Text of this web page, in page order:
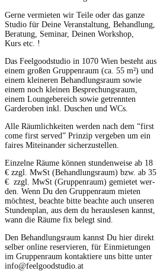
Gerne ver­mi­eten wir Teile oder das ganze
Stu­dio für Deine Ver­anstal­tung, Behand­lung,
Beratung, Sem­i­nar, Deinen Work­shop,
Kurs etc. !
Das Feel­go­od­stu­dio in 1070 Wien beste­ht aus
einem großen Grup­pen­raum (ca. 55 m²) und
einem kleineren Behand­lungsraum sowie
einem noch kleinen Besprechungsraum,
einem Lounge­bere­ich sowie getren­nten
Garder­oben inkl. Duschen und WCs.
Alle Räum­lichkeit­en wer­den nach dem “first
come first served” Prinzip vergeben um ein
faires Miteinan­der sicherzustellen.
Einzelne Räume kön­nen stun­den­weise ab 18
€ zzgl. MwSt (Behand­lungsraum) bzw. ab 35
€ zzgl. MwSt (Grup­pen­raum) gemietet wer­
den. Wenn Du den Grup­pen­raum mieten
möcht­est, beachte bitte beachte auch unseren
Stun­den­plan, aus dem du her­ausle­sen kannst,
wann die Räume fix belegt sind.
Den Behand­lungsraum kannst Du hier direkt
sel­ber online reservieren, für Ein­mi­etun­gen
im Grup­pen­raum kon­tak­tiere uns bitte unter
info@feelgoodstudio.at